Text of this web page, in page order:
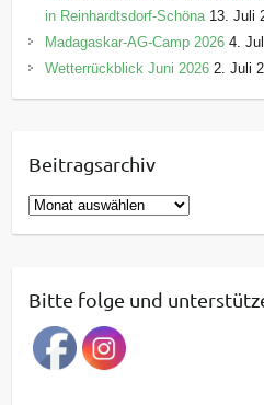
in Reinhardtsdorf-Schöna 13. Juli
Madagaskar-AG-Camp 2026 4.
Wetterrückblick Juni 2026 2. Juli
Beitragsarchiv
B
e
r
a
g
Bitte folge und